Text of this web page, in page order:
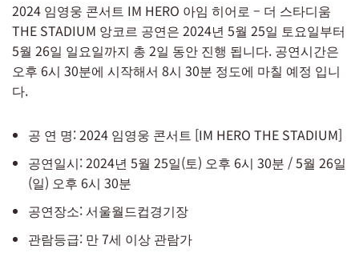
2024 임영웅 콘서트 IM HERO 아임 히어로 – 더 스타디움
THE STADIUM 앙코르 공연은 2024년 5월 25일 토요일부터
5월 26일 일요일까지 총 2일 동안 진행 됩니다. 공연시간은
오후 6시 30분에 시작해서 8시 30분 정도에 마칠 예정 입니
다.
공 연 명: 2024 임영웅 콘서트 [IM HERO THE STADIUM]
공연일시: 2024년 5월 25일(토) 오후 6시 30분 / 5월 26일
(일) 오후 6시 30분
공연장소: 서울월드컵경기장
관람등급: 만 7세 이상 관람가